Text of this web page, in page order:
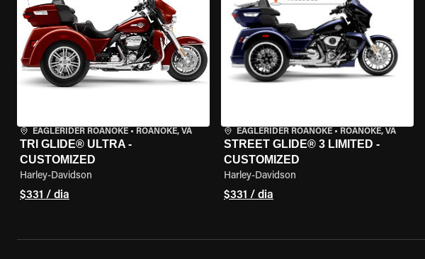
EAGLERIDER ROANOKE • ROANOKE, VA
TRI GLIDE® ULTRA -
CUSTOMIZED
Harley-Davidson
$331 / dia
EAGLERIDER ROANOKE• ROANOKE, VA
STREET GLIDE® 3 LIMITED -
CUSTOMIZED
Harley-Davidson
$331 / dia